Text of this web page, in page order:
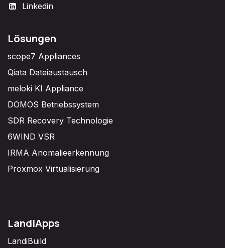
Linkedin
Lösungen
scope7 Appliances
Qiata Dateiaustausch
meloki KI Appliance
DOMOS Betriebssystem
SDR Recovery Technologie
6WIND VSR
IRMA Anomalieerkennung
Proxmox Virtualisierung
LandiApps
LandiBuild